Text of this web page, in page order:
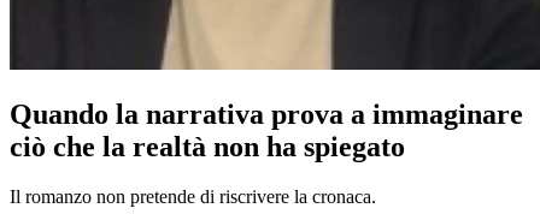
Quando la narrativa prova a immaginare
ciò che la realtà non ha spiegato
Il romanzo non pretende di riscrivere la cronaca.